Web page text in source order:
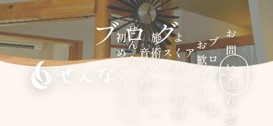
初
め
せ
ん
な音
施
術ス
よ
く
あ
ア
ク
お
歓
ブ
ロ
グ
お
問
い
合
わ
せ
ブログ